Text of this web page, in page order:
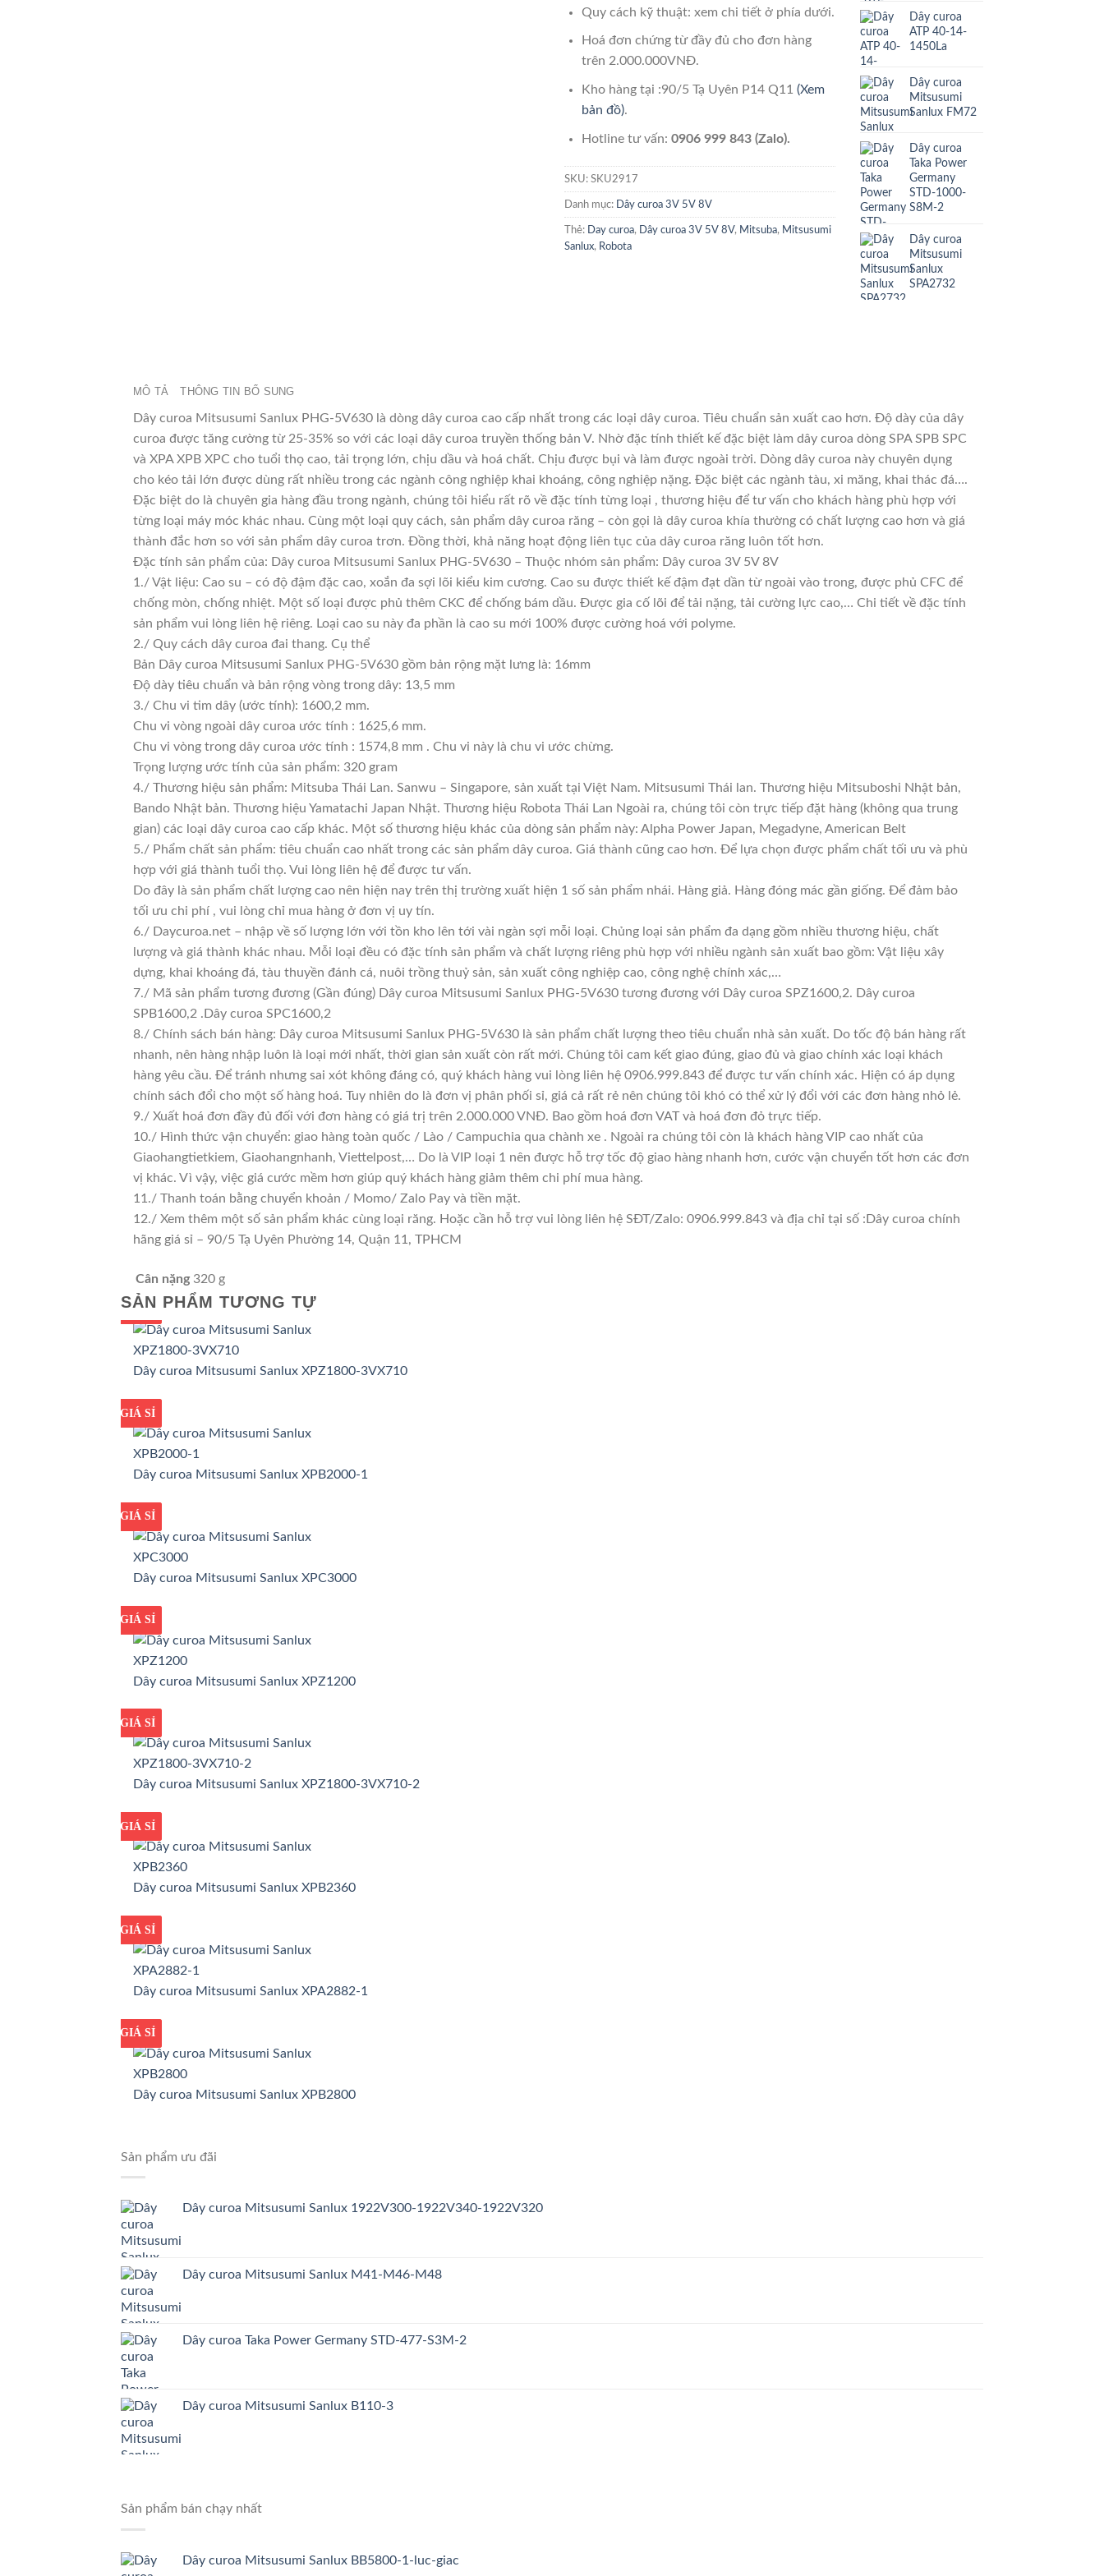
Quy cách kỹ thuật: xem chi tiết ở phía dưới.
Hoá đơn chứng từ đầy đủ cho đơn hàng
trên 2.000.000VNĐ.
Kho hàng tại :90/5 Tạ Uyên P14 Q11 (Xem
bản đồ).
Hotline tư vấn: 0906 999 843 (Zalo).
SKU: SKU2917
Danh mục: Dây curoa 3V 5V 8V
Thẻ: Day curoa, Dây curoa 3V 5V 8V, Mitsuba, Mitsusumi
Sanlux, Robota
Dây curoa
ATP 40-14-
1450La
Dây curoa
Mitsusumi
Sanlux FM72
Dây curoa
Taka Power
Germany
STD-1000-
S8M-2
Dây curoa
Mitsusumi
Sanlux
SPA2732
MÔ TẢ THÔNG TIN BỔ SUNG
Dây curoa Mitsusumi Sanlux PHG-5V630 là dòng dây curoa cao cấp nhất trong các loại dây curoa. Tiêu chuẩn sản xuất cao hơn. Độ dày của dây
curoa được tăng cường từ 25-35% so với các loại dây curoa truyền thống bản V. Nhờ đặc tính thiết kế đặc biệt làm dây curoa dòng SPA SPB SPC
và XPA XPB XPC cho tuổi thọ cao, tải trọng lớn, chịu dầu và hoá chất. Chịu được bụi và làm được ngoài trời. Dòng dây curoa này chuyên dụng
cho kéo tải lớn được dùng rất nhiều trong các ngành công nghiệp khai khoáng, công nghiệp nặng. Đặc biệt các ngành tàu, xi măng, khai thác đá….
Đặc biệt do là chuyên gia hàng đầu trong ngành, chúng tôi hiểu rất rõ về đặc tính từng loại , thương hiệu để tư vấn cho khách hàng phù hợp với
từng loại máy móc khác nhau. Cùng một loại quy cách, sản phẩm dây curoa răng – còn gọi là dây curoa khía thường có chất lượng cao hơn và giá
thành đắc hơn so với sản phẩm dây curoa trơn. Đồng thời, khả năng hoạt động liên tục của dây curoa răng luôn tốt hơn.
Đặc tính sản phẩm của: Dây curoa Mitsusumi Sanlux PHG-5V630 – Thuộc nhóm sản phẩm: Dây curoa 3V 5V 8V
1./ Vật liệu: Cao su – có độ đậm đặc cao, xoắn đa sợi lõi kiểu kim cương. Cao su được thiết kế đậm đạt dần từ ngoài vào trong, được phủ CFC để
chống mòn, chống nhiệt. Một số loại được phủ thêm CKC để chống bám dầu. Được gia cố lõi để tải nặng, tải cường lực cao,… Chi tiết về đặc tính
sản phẩm vui lòng liên hệ riêng. Loại cao su này đa phần là cao su mới 100% được cường hoá với polyme.
2./ Quy cách dây curoa đai thang. Cụ thể
Bản Dây curoa Mitsusumi Sanlux PHG-5V630 gồm bản rộng mặt lưng là: 16mm
Độ dày tiêu chuẩn và bản rộng vòng trong dây: 13,5 mm
3./ Chu vi tim dây (ước tính): 1600,2 mm.
Chu vi vòng ngoài dây curoa ước tính : 1625,6 mm.
Chu vi vòng trong dây curoa ước tính : 1574,8 mm . Chu vi này là chu vi ước chừng.
Trọng lượng ước tính của sản phẩm: 320 gram
4./ Thương hiệu sản phẩm: Mitsuba Thái Lan. Sanwu – Singapore, sản xuất tại Việt Nam. Mitsusumi Thái lan. Thương hiệu Mitsuboshi Nhật bản,
Bando Nhật bản. Thương hiệu Yamatachi Japan Nhật. Thương hiệu Robota Thái Lan Ngoài ra, chúng tôi còn trực tiếp đặt hàng (không qua trung
gian) các loại dây curoa cao cấp khác. Một số thương hiệu khác của dòng sản phẩm này: Alpha Power Japan, Megadyne, American Belt
5./ Phẩm chất sản phẩm: tiêu chuẩn cao nhất trong các sản phẩm dây curoa. Giá thành cũng cao hơn. Để lựa chọn được phẩm chất tối ưu và phù
hợp với giá thành tuổi thọ. Vui lòng liên hệ để được tư vấn.
Do đây là sản phẩm chất lượng cao nên hiện nay trên thị trường xuất hiện 1 số sản phẩm nhái. Hàng giả. Hàng đóng mác gần giống. Để đảm bảo
tối ưu chi phí , vui lòng chỉ mua hàng ở đơn vị uy tín.
6./ Daycuroa.net – nhập về số lượng lớn với tồn kho lên tới vài ngàn sợi mỗi loại. Chủng loại sản phẩm đa dạng gồm nhiều thương hiệu, chất
lượng và giá thành khác nhau. Mỗi loại đều có đặc tính sản phẩm và chất lượng riêng phù hợp với nhiều ngành sản xuất bao gồm: Vật liệu xây
dựng, khai khoáng đá, tàu thuyền đánh cá, nuôi trồng thuỷ sản, sản xuất công nghiệp cao, công nghệ chính xác,…
7./ Mã sản phẩm tương đương (Gần đúng) Dây curoa Mitsusumi Sanlux PHG-5V630 tương đương với Dây curoa SPZ1600,2. Dây curoa
SPB1600,2 .Dây curoa SPC1600,2
8./ Chính sách bán hàng: Dây curoa Mitsusumi Sanlux PHG-5V630 là sản phẩm chất lượng theo tiêu chuẩn nhà sản xuất. Do tốc độ bán hàng rất
nhanh, nên hàng nhập luôn là loại mới nhất, thời gian sản xuất còn rất mới. Chúng tôi cam kết giao đúng, giao đủ và giao chính xác loại khách
hàng yêu cầu. Để tránh nhưng sai xót không đáng có, quý khách hàng vui lòng liên hệ 0906.999.843 để được tư vấn chính xác. Hiện có áp dụng
chính sách đổi cho một số hàng hoá. Tuy nhiên do là đơn vị phân phối sỉ, giá cả rất rẻ nên chúng tôi khó có thể xử lý đổi với các đơn hàng nhỏ lẻ.
9./ Xuất hoá đơn đầy đủ đối với đơn hàng có giá trị trên 2.000.000 VNĐ. Bao gồm hoá đơn VAT và hoá đơn đỏ trực tiếp.
10./ Hình thức vận chuyển: giao hàng toàn quốc / Lào / Campuchia qua chành xe . Ngoài ra chúng tôi còn là khách hàng VIP cao nhất của
Giaohangtietkiem, Giaohangnhanh, Viettelpost,… Do là VIP loại 1 nên được hỗ trợ tốc độ giao hàng nhanh hơn, cước vận chuyển tốt hơn các đơn
vị khác. Vì vậy, việc giá cước mềm hơn giúp quý khách hàng giảm thêm chi phí mua hàng.
11./ Thanh toán bằng chuyển khoản / Momo/ Zalo Pay và tiền mặt.
12./ Xem thêm một số sản phẩm khác cùng loại răng. Hoặc cần hỗ trợ vui lòng liên hệ SĐT/Zalo: 0906.999.843 và địa chỉ tại số :Dây curoa chính
hãng giá sỉ – 90/5 Tạ Uyên Phường 14, Quận 11, TPHCM
Cân nặng 320 g
SẢN PHẨM TƯƠNG TỰ
GIÁ TỐT
GIÁ SỈ
Dây curoa Mitsusumi Sanlux XPZ1800-3VX710
GIÁ TỐT
GIÁ SỈ
Dây curoa Mitsusumi Sanlux XPB2000-1
GIÁ TỐT
GIÁ SỈ
Dây curoa Mitsusumi Sanlux XPC3000
GIÁ TỐT
GIÁ SỈ
Dây curoa Mitsusumi Sanlux XPZ1200
GIÁ TỐT
GIÁ SỈ
Dây curoa Mitsusumi Sanlux XPZ1800-3VX710-2
GIÁ TỐT
GIÁ SỈ
Dây curoa Mitsusumi Sanlux XPB2360
GIÁ TỐT
GIÁ SỈ
Dây curoa Mitsusumi Sanlux XPA2882-1
GIÁ TỐT
GIÁ SỈ
Dây curoa Mitsusumi Sanlux XPB2800
Sản phẩm ưu đãi
Dây curoa Mitsusumi Sanlux 1922V300-1922V340-1922V320
Dây curoa Mitsusumi Sanlux M41-M46-M48
Dây curoa Taka Power Germany STD-477-S3M-2
Dây curoa Mitsusumi Sanlux B110-3
Sản phẩm bán chạy nhất
Dây curoa Mitsusumi Sanlux BB5800-1-luc-giac